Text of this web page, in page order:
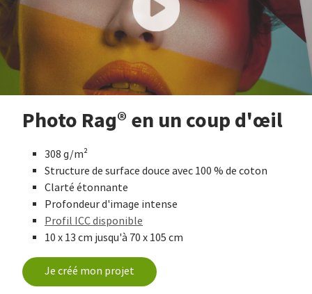
Photo Rag® en un coup d'œil
308 g/m²
Structure de surface douce avec 100 % de coton
Clarté étonnante
Profondeur d'image intense
Profil ICC disponible
10 x 13 cm jusqu'à 70 x 105 cm
Je créé mon projet